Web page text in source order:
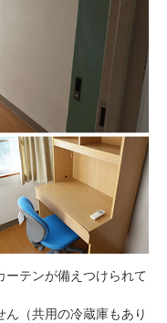
テンが備えつけられて
（共用の冷蔵庫もあり